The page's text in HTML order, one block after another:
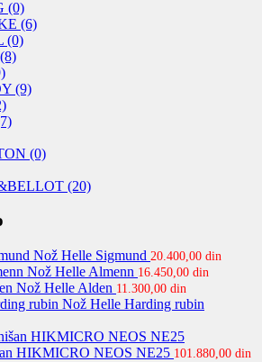
(0)
(6)
(0)
(8)
(9)
(0)
(20)
Nož Helle Sigmund 20.400,00 din
Nož Helle Almenn 16.450,00 din
Nož Helle Alden 11.300,00 din
Nož Helle Harding rubin
HIKMICRO NEOS NE25 101.880,00 din